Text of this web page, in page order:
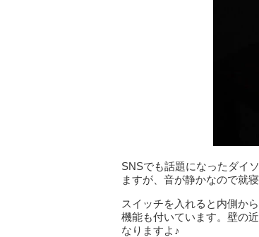
SNSでも話題になったダイ
ますが、音が静かなので就
スイッチを入れると内側か
機能も付いています。壁の
なりますよ♪